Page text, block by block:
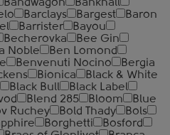
Bandwagon
Bankhall
Barclays Bargest
Baron
Barrister
Bayou
Becherovka
Bee Gin
Noble
Ben Lomond
Benvenuti Nocino
Bergia
Bionica
Black & White
Black Bull
Black Label
Blend 285 Bloom
Blue
Ruchey Bold Thady
Bols
Borghetti
Bosford